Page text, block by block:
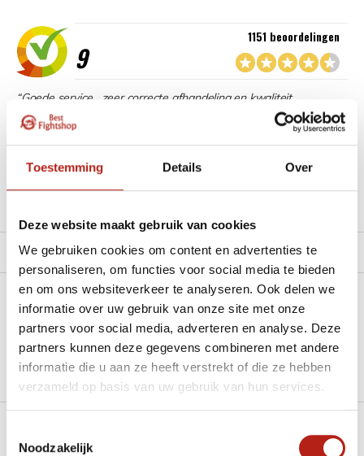
Toestemming Details Over
Deze website maakt gebruik van cookies
We gebruiken cookies om content en advertenties te
personaliseren, om functies voor social media te bieden
en om ons websiteverkeer te analyseren. Ook delen we
informatie over uw gebruik van onze site met onze
partners voor social media, adverteren en analyse. Deze
partners kunnen deze gegevens combineren met andere
informatie die u aan ze heeft verstrekt of die ze hebben
verzameld op basis van uw gebruik van hun services.
Noodzakelijk
9
1151 beoordelingen
“Goede service , zeer correcte afhandeling en kwaliteit
materiaal.”
Beschikbaar in de volgende varianten:
Product tags
Heb je een vraag over dit product?
Stel je vraag in de Chat voor een snel antwoord 24/7
Stel je vraag
Groot aantal nodig?